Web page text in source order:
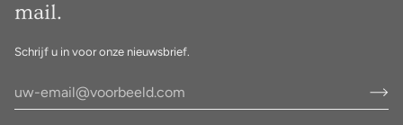
mail.
Schrijf u in voor onze nieuwsbrief.